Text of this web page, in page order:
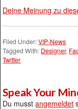
Deine Meinung zu
Filed Under:VIP-News
Tagged With: Designer,
Twitter
Speak Your
Du musstangemeldet